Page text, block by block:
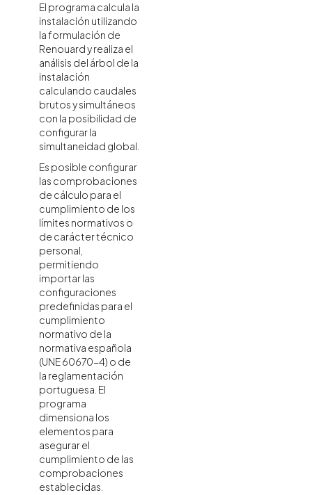
El programa calcula la
instalación utilizando
la formulación de
Renouard y realiza el
análisis del árbol de la
instalación
calculando caudales
brutos y simultáneos
con la posibilidad de
configurar la
simultaneidad global.
Es posible configurar
las comprobaciones
de cálculo para el
cumplimiento de los
límites normativos o
de carácter técnico
personal,
permitiendo
importar las
configuraciones
predefinidas para el
cumplimiento
normativo de la
normativa española
(UNE 60670-4) o de
la reglamentación
portuguesa. El
programa
dimensiona los
elementos para
asegurar el
cumplimiento de las
comprobaciones
establecidas.